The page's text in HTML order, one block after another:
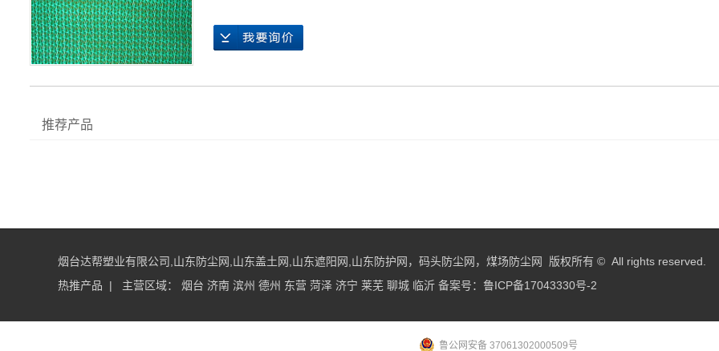
推荐产品
烟台达帮塑业有限公司,山东防尘网,山东盖土网,山东遮阳网,山东防护网，码头防尘网，煤场防尘网 版权所有 © All rights reserved.
热推产品 | 主营区域： 烟台 济南 滨州 德州 东营 菏泽 济宁 莱芜 聊城 临沂 备案号： 鲁ICP备17043330号-2
鲁公网安备 37061302000509号